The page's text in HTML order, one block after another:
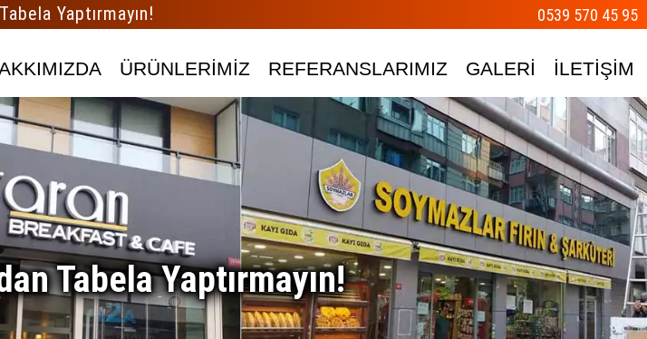
Yaptırmayın! 0539 570 45 95
ÜRÜNLERİMİZ REFERANSLARIMIZ GALERİ İLETİŞİM
Tabela Yaptırmayın!